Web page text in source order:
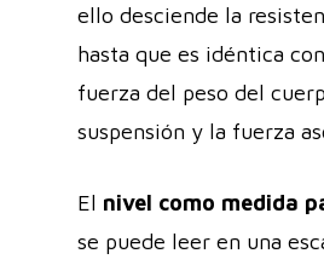
ello desciende la
hasta que es idéntica
fuerza del peso del
suspensión y la fuerza
El nivel como medida
se puede leer en una